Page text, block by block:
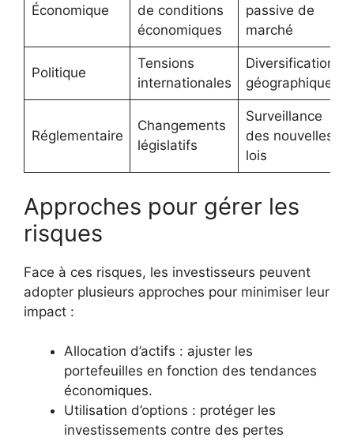
Économique
de conditions
économiques
passive de
marché
Politique
Tensions
internationales
Diversification
géographique
Réglementaire
Changements
législatifs
Surveillance
des nouvelles
lois
Approches pour gérer les
risques
Face à ces risques, les investisseurs peuvent
adopter plusieurs approches pour minimiser leur
impact :
Allocation d’actifs : ajuster les
portefeuilles en fonction des tendances
économiques.
Utilisation d’options : protéger les
investissements contre des pertes